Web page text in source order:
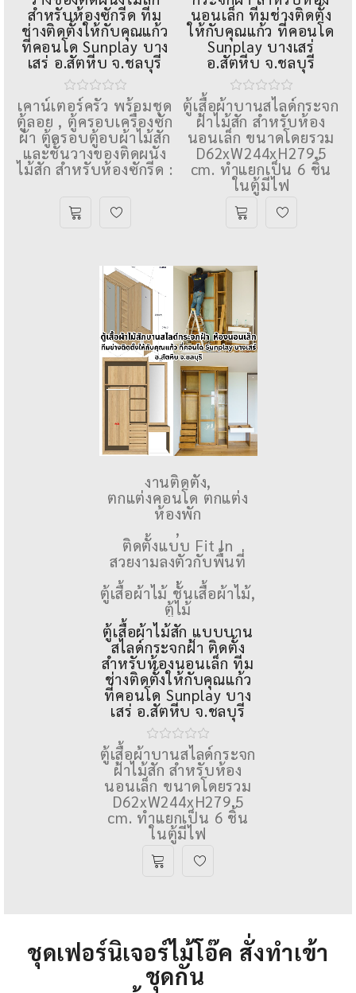
สำหรับห้องซักรีด ทีม
ช่างติดตั้งให้กับคุณแก้ว
ที่คอนโด Sunplay บาง
เสร่ อ.สัตหีบ จ.ชลบุรี
เคาน์เตอร์ครัว พร้อมชุด
ตู้ลอย , ตู้ครอบเครื่องซัก
ผ้า ตู้ครอบตู้อบผ้าไม้สัก
และชั้นวางของติดผนัง
ไม้สัก สำหรับห้องซักรีด :
นอนเล็ก ทีมช่างติดตั้ง
ให้กับคุณแก้ว ที่คอนโด
Sunplay บางเสร่
อ.สัตหีบ จ.ชลบุรี
ตู้เสื้อผ้าบานสไลด์กระจก
ฝ้าไม้สัก สำหรับห้อง
นอนเล็ก ขนาดโดยรวม
D62xW244xH279.5
cm. ทําแยกเป็น 6 ชิ้น
ในตู้มีไฟ
งานติดตั้ง,
ตกแต่งคอนโด ตกแต่ง
ห้องพัก
,
ติดตั้งแบบ Fit In
สวยงามลงตัวกับพื้นที่
,
ตู้เสื้อผ้าไม้ ชั้นเสื้อผ้าไม้,
ตู้ไม้
ตู้เสื้อผ้าไม้สัก แบบบาน
สไลด์กระจกฝ้า ติดตั้ง
สำหรับห้องนอนเล็ก ทีม
ช่างติดตั้งให้กับคุณแก้ว
ที่คอนโด Sunplay บาง
เสร่ อ.สัตหีบ จ.ชลบุรี
ตู้เสื้อผ้าบานสไลด์กระจก
ฝ้าไม้สัก สำหรับห้อง
นอนเล็ก ขนาดโดยรวม
D62xW244xH279.5
cm. ทําแยกเป็น 6 ชิ้น
ในตู้มีไฟ
ชุดเฟอร์นิเจอร์ไม้โอ๊ค สั่งทำเข้า
ชุดกัน